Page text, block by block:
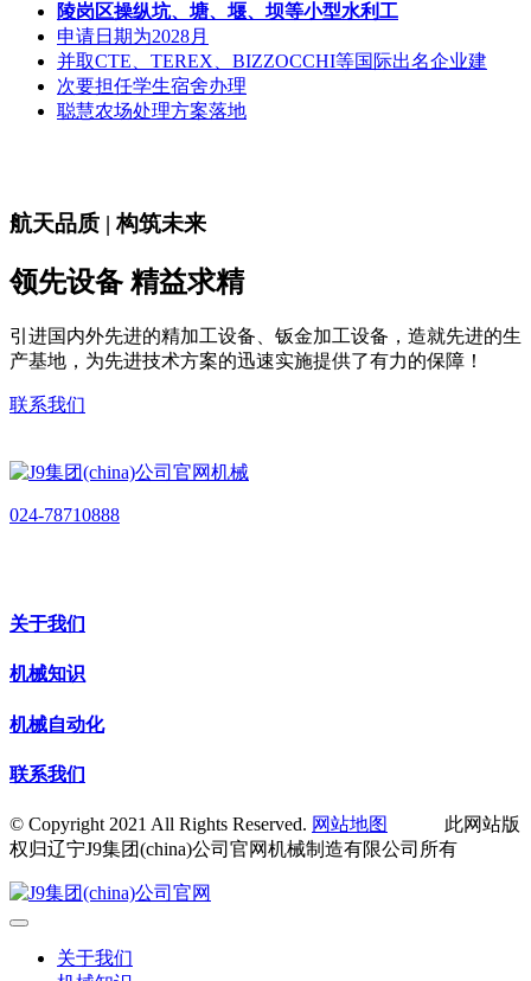
陵岗区操纵坑、塘、堰、坝等小型水利工
申请日期为2028月
并取CTE、TEREX、BIZZOCCHI等国际出名企业建
次要担任学生宿舍办理
聪慧农场处理方案落地
航天品质 | 构筑未来
领先设备 精益求精
引进国内外先进的精加工设备、钣金加工设备，造就先进的生
产基地，为先进技术方案的迅速实施提供了有力的保障！
联系我们
024-78710888
关于我们
机械知识
机械自动化
联系我们
© Copyright 2021 All Rights Reserved. 网站地图
此网站版
权归辽宁J9集团(china)公司官网机械制造有限公司所有
关于我们